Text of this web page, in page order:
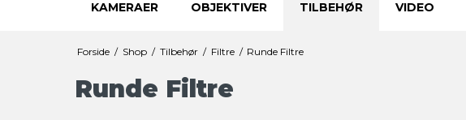
KAMERAER OBJEKTIVER TILBEHØR VIDEO
Forside / Shop / Tilbehør / Filtre / Runde Filtre
Runde Filtre